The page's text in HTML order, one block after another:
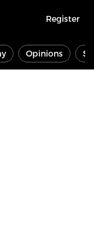
Register
Opinions